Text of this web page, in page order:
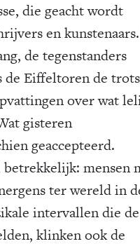
die geacht wordt
en
de tegenstanders
de Eiffeltoren de trots
over wat
gisteren
geaccepteerd.
mensen
ter wereld in
intervallen die de
klinken ook de